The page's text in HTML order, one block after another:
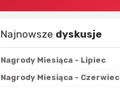
Najnowsze dyskusje
Nagrody Miesiąca - Lipiec
Nagrody Miesiąca - Czerwiec